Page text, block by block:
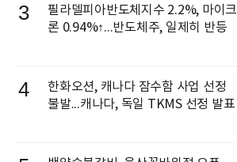
3
필라델피아반도체지수 2.2%, 마이크
론 0.94%↑...반도체주, 일제히 반등
4
한화오션, 캐나다 잠수함 사업 선정
불발...캐나다, 독일 TKMS 선정 발표